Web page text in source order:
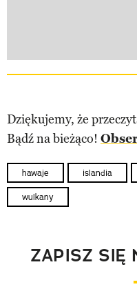
Dziękujemy, że
Bądź na bieżąco!
hawaje islandia
wulkany
ZAPISZ SIĘ